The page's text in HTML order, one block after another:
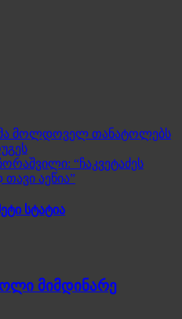
მოლდოველ თანატოლებს
“ჩაკვეტაძეს
აეწია”
სტატია
მიმდინარე